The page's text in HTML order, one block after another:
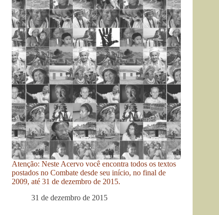
Atenção: Neste Acervo você encontra todos os textos
postados no Combate desde seu início, no final de
2009, até 31 de dezembro de 2015.
31 de dezembro de 2015